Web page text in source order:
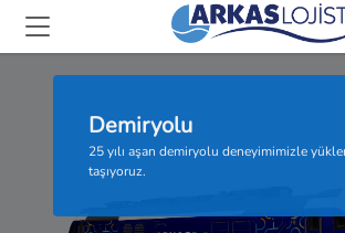
Demiryolu
25 yılı aşan demiryolu deneyimimizle
taşıyoruz.